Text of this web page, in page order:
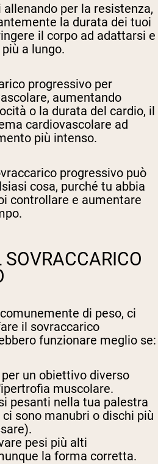
per la resistenza,
la durata dei tuoi
il corpo ad adattarsi e
a lungo.
progressivo per
aumentando
o la durata del cardio, il
cardiovascolare ad
più intenso.
progressivo può
cosa, purché tu abbia
controllare e aumentare
di peso, ci
il sovraccarico
funzionare meglio se:
un obiettivo diverso
muscolare.
pesanti nella tua palestra
sono manubri o dischi più
pesi più alti
la forma corretta.